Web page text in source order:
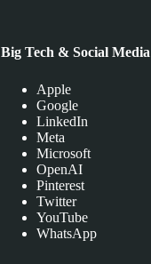
Big Tech & Social Media
Apple
Google
LinkedIn
Meta
Microsoft
OpenAI
Pinterest
Twitter
YouTube
WhatsApp